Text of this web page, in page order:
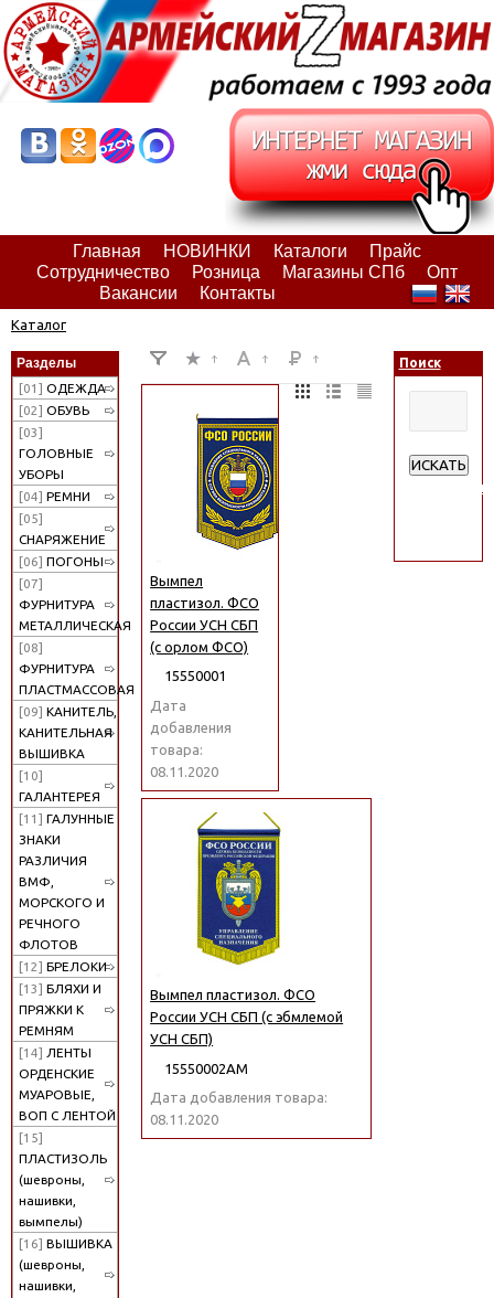
Главная НОВИНКИ Каталоги
Прайс
Сотрудничество
Розница Магазины СПб
Опт
Вакансии
Контакты
Каталог
Разделы
[01] ОДЕЖДА
[02] ОБУВЬ
[03]
ГОЛОВНЫЕ
УБОРЫ
[04] РЕМНИ
[05]
СНАРЯЖЕНИЕ
[06] ПОГОНЫ
[07]
ФУРНИТУРА
МЕТАЛЛИЧЕСКАЯ
[08]
ФУРНИТУРА
ПЛАСТМАССОВАЯ
[09] КАНИТЕЛЬ,
КАНИТЕЛЬНАЯ
ВЫШИВКА
[10]
ГАЛАНТЕРЕЯ
[11] ГАЛУННЫЕ
ЗНАКИ
РАЗЛИЧИЯ
ВМФ,
МОРСКОГО И
РЕЧНОГО
ФЛОТОВ
[12] БРЕЛОКИ
[13] БЛЯХИ И
ПРЯЖКИ К
РЕМНЯМ
[14] ЛЕНТЫ
ОРДЕНСКИЕ
МУАРОВЫЕ,
ВОП С ЛЕНТОЙ
[15]
ПЛАСТИЗОЛЬ
(шевроны,
нашивки,
вымпелы)
[16] ВЫШИВКА
(шевроны,
нашивки,
Вымпел
пластизол. ФСО
России УСН СБП
(с орлом ФСО)
15550001
Дата
добавления
товара:
08.11.2020
Вымпел пластизол. ФСО
России УСН СБП (с эбмлемой
УСН СБП)
15550002АМ
Дата добавления товара:
08.11.2020
Поиск
ИСКАТЬ